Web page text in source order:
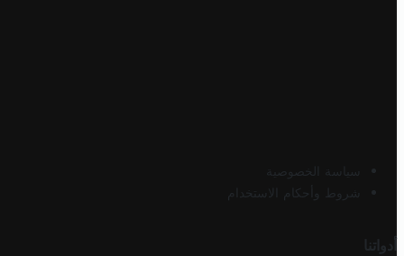
سياسة الخصوصية
شروط وأحكام الاستخدام
أدواتنا